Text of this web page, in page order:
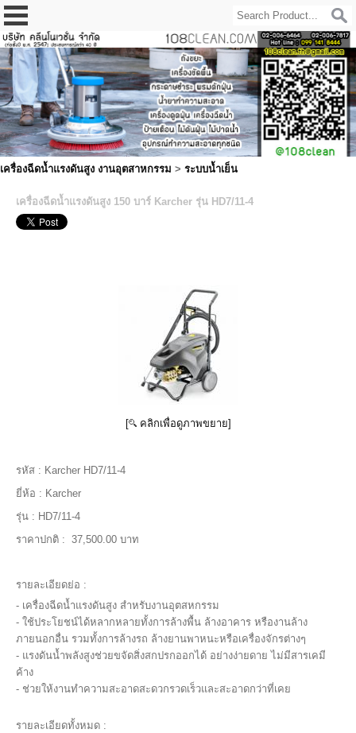
เครื่องฉีดน้ำแรงดันสูง งานอุตสาหกรรม > ระบบน้ำเย็น
เครื่องฉีดน้ำแรงดันสูง 150 บาร์ Karcher รุ่น HD7/11-4
[ คลิกเพื่อดูภาพขยาย]
รหัส : Karcher HD7/11-4
ยี่ห้อ : Karcher
รุ่น : HD7/11-4
ราคาปกติ : 37,500.00 บาท
รายละเอียดย่อ :
- เครื่องฉีดน้ำแรงดันสูง สำหรับงานอุตสหกรรม
- ใช้ประโยชน์ได้หลากหลายทั้งการล้างพื้น ล้างอาคาร หรืองานล้าง
ภายนอกอื่น รวมทั้งการล้างรถ ล้างยานพาหนะหรือเครื่องจักรต่างๆ
- แรงดันน้ำพลังสูงช่วยขจัดสิ่งสกปรกออกได้ อย่างง่ายดาย ไม่มีสารเคมี
ค้าง
- ช่วยให้งานทำความสะอาดสะดวกรวดเร็วและสะอาดกว่าที่เคย
รายละเอียดทั้งหมด :